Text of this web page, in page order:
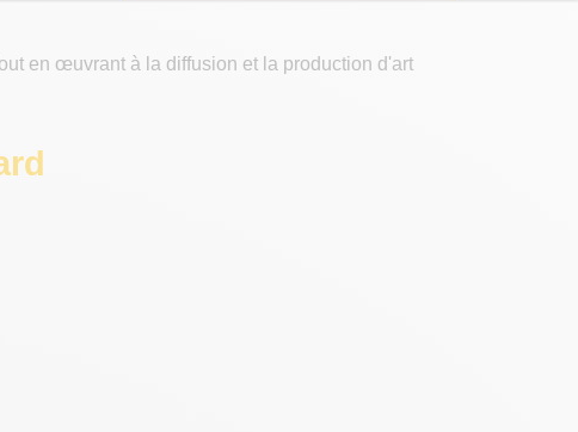
en œuvrant à la diffusion et la production d'art